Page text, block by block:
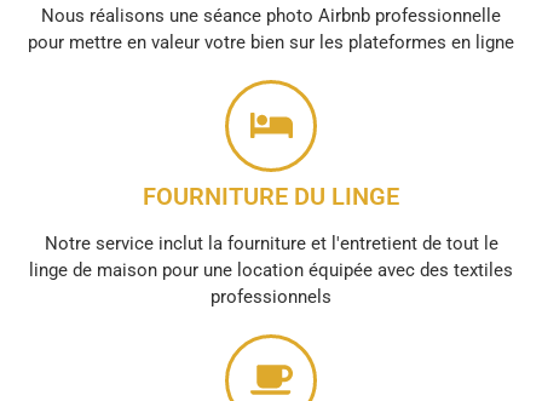
Nous réalisons une séance photo Airbnb professionnelle
pour mettre en valeur votre bien sur les plateformes en ligne
FOURNITURE DU LINGE
Notre service inclut la fourniture et l'entretient de tout le
linge de maison pour une location équipée avec des textiles
professionnels